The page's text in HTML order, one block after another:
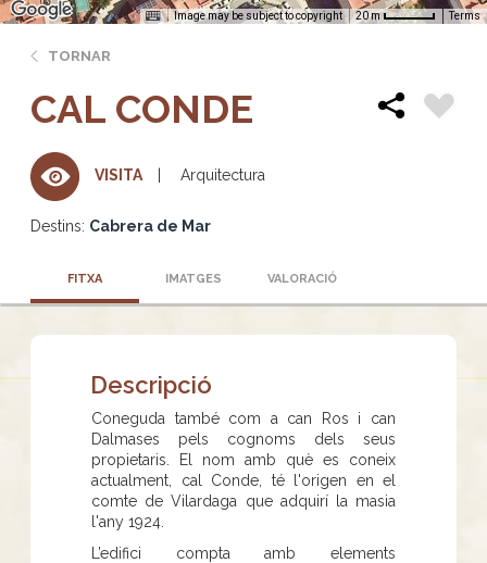
Image may be subject to copyright 20 m Terms
TORNAR
CAL CONDE
VISITA Arquitectura
Destins: Cabrera de Mar
FITXA IMATGES VALORACIÓ
Descripció
Coneguda també com a can Ros i can
Dalmases pels cognoms dels seus
propietaris. El nom amb què es coneix
actualment, cal Conde, té l'origen en el
comte de Vilardaga que adquirí la masia
l'any 1924.
L’edifici compta amb elements